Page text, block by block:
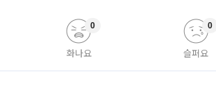
화나요
0
슬퍼요
0